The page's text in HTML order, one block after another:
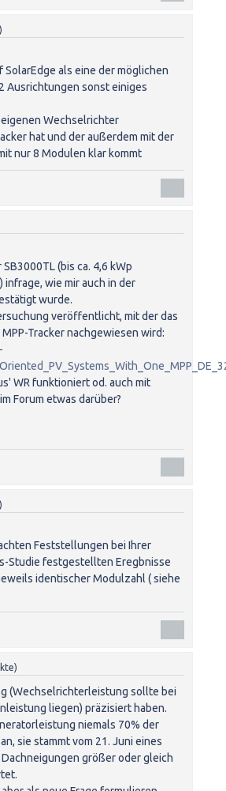
als eine der möglichen
Ausrichtungen sonst einiges
Wechselrichter
hat und der außerdem mit der
nur 8 Modulen klar kommt
(bis ca. 4,6 kWp
infrage, wie mir auch in der
wurde.
veröffentlicht, mit der das
Tracker nachgewiesen wird:
WR funktioniert od. auch mit
Forum etwas darüber?
Feststellungen bei Ihrer
Studie festgestellten Eregbnisse
identischer Modulzahl ( siehe
(Wechselrichterleistung sollte bei
liegen) präzisiert haben.
niemals 70% der
sie stammt vom 21. Juni eines
größer oder gleich